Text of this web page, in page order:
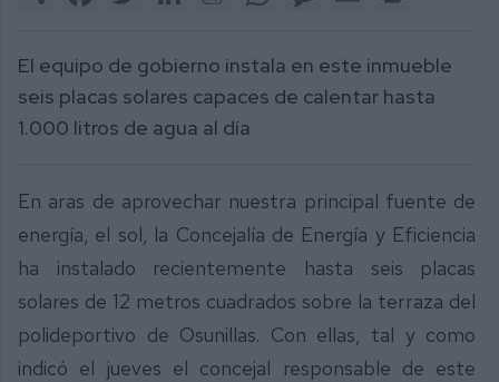
El equipo de gobierno instala en este inmueble
seis placas solares capaces de calentar hasta
1.000 litros de agua al día
En aras de aprovechar nuestra principal fuente de
energía, el sol, la Concejalía de Energía y Eficiencia
ha instalado recientemente hasta seis placas
solares de 12 metros cuadrados sobre la terraza del
polideportivo de Osunillas. Con ellas, tal y como
indicó el jueves el concejal responsable de este